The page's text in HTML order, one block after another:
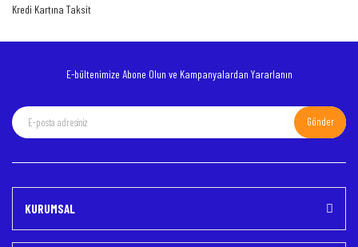
Kredi Kartına Taksit
E-bültenimize Abone Olun ve Kampanyalardan Yararlanın
Gönder
KURUMSAL